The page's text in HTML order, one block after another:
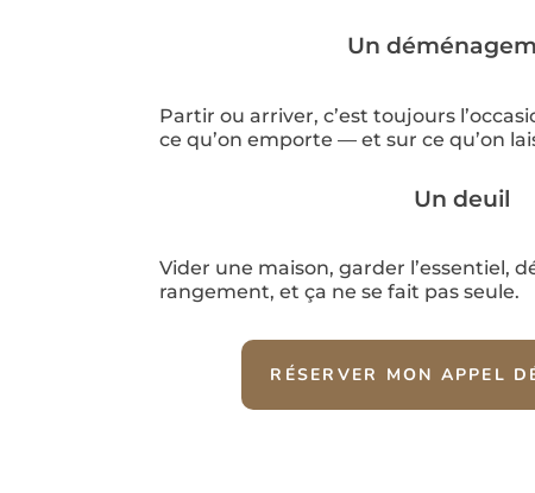
Un
Partir ou arriver, c’est toujours
ce qu’on emporte — et sur ce qu’on
Un deuil
Vider une maison, garder l’essentiel,
rangement, et ça ne se fait pas seule.
RÉSERVER MON APPEL